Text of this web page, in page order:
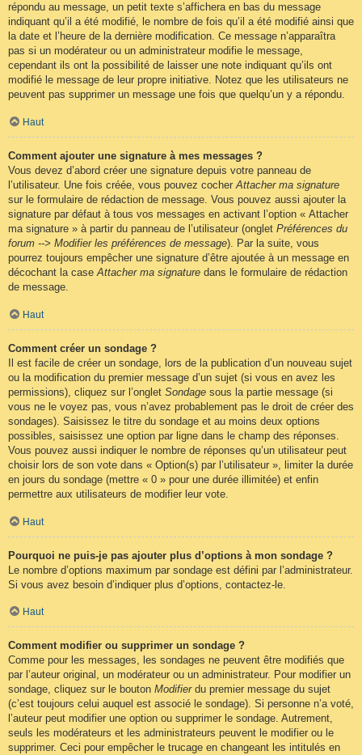
répondu au message, un petit texte s’affichera en bas du message
indiquant qu’il a été modifié, le nombre de fois qu’il a été modifié ainsi que
la date et l’heure de la dernière modification. Ce message n’apparaîtra
pas si un modérateur ou un administrateur modifie le message,
cependant ils ont la possibilité de laisser une note indiquant qu’ils ont
modifié le message de leur propre initiative. Notez que les utilisateurs ne
peuvent pas supprimer un message une fois que quelqu’un y a répondu.
Haut
Comment ajouter une signature à mes messages ?
Vous devez d’abord créer une signature depuis votre panneau de
l’utilisateur. Une fois créée, vous pouvez cocherAttacher ma signature
sur le formulaire de rédaction de message. Vous pouvez aussi ajouter la
signature par défaut à tous vos messages en activant l’option « Attacher
ma signature » à partir du panneau de l’utilisateur (onglet Préférences du
forum --> Modifier les préférences de message). Par la suite, vous
pourrez toujours empêcher une signature d’être ajoutée à un message en
décochant la caseAttacher ma signature dans le formulaire de rédaction
de message.
Haut
Comment créer un sondage ?
Il est facile de créer un sondage, lors de la publication d’un nouveau sujet
ou la modification du premier message d’un sujet (si vous en avez les
permissions), cliquez sur l’onglet Sondage sous la partie message (si
vous ne le voyez pas, vous n’avez probablement pas le droit de créer des
sondages). Saisissez le titre du sondage et au moins deux options
possibles, saisissez une option par ligne dans le champ des réponses.
Vous pouvez aussi indiquer le nombre de réponses qu’un utilisateur peut
choisir lors de son vote dans « Option(s) par l’utilisateur », limiter la durée
en jours du sondage (mettre « 0 » pour une durée illimitée) et enfin
permettre aux utilisateurs de modifier leur vote.
Haut
Pourquoi ne puis-je pas ajouter plus d’options à mon sondage ?
Le nombre d’options maximum par sondage est défini par l’administrateur.
Si vous avez besoin d’indiquer plus d’options, contactez-le.
Haut
Comment modifier ou supprimer un sondage ?
Comme pour les messages, les sondages ne peuvent être modifiés que
par l’auteur original, un modérateur ou un administrateur. Pour modifier un
sondage, cliquez sur le bouton Modifierdu premier message du sujet
(c’est toujours celui auquel est associé le sondage). Si personne n’a voté,
l’auteur peut modifier une option ou supprimer le sondage. Autrement,
seuls les modérateurs et les administrateurs peuvent le modifier ou le
supprimer. Ceci pour empêcher le trucage en changeant les intitulés en